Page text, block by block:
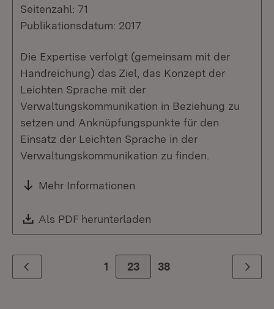
Seitenzahl: 71
Publikationsdatum: 2017
Die Expertise verfolgt (gemeinsam mit der
Handreichung) das Ziel, das Konzept der
Leichten Sprache mit der
Verwaltungskommunikation in Beziehung zu
setzen und Anknüpfungspunkte für den
Einsatz der Leichten Sprache in der
Verwaltungskommunikation zu finden.
Mehr Informationen
Download:
Als PDF herunterladen
Zurück 1 Zur Seite
23 38 Weiter